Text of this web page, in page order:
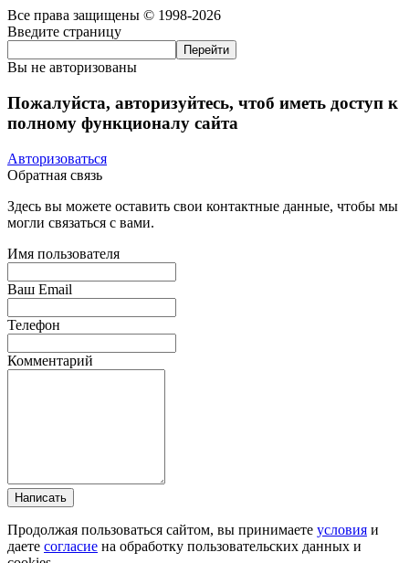
Все права защищены © 1998-2026
Введите страницу
Вы не авторизованы
Пожалуйста, авторизуйтесь, чтоб иметь доступ к
полному функционалу сайта
Авторизоваться
Обратная связь
Здесь вы можете оставить свои контактные данные, чтобы мы
могли связаться с вами.
Имя пользователя
Ваш Email
Телефон
Комментарий
Написать
Продолжая пользоваться сайтом, вы принимаете условия и
даете согласие на обработку пользовательских данных и